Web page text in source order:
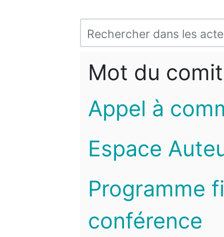
Mot du
Appel à
Espace
Programme
conférence